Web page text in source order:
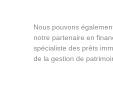
Nous pouvons
notre partenaire en
spécialiste des prêts
de la gestion de